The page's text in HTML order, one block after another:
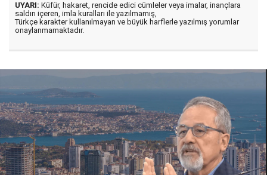
UYARI: Küfür, hakaret, rencide edici cümleler veya imalar, inançlara
saldırı içeren, imla kuralları ile yazılmamış,
Türkçe karakter kullanılmayan ve büyük harflerle yazılmış yorumlar
onaylanmamaktadır.